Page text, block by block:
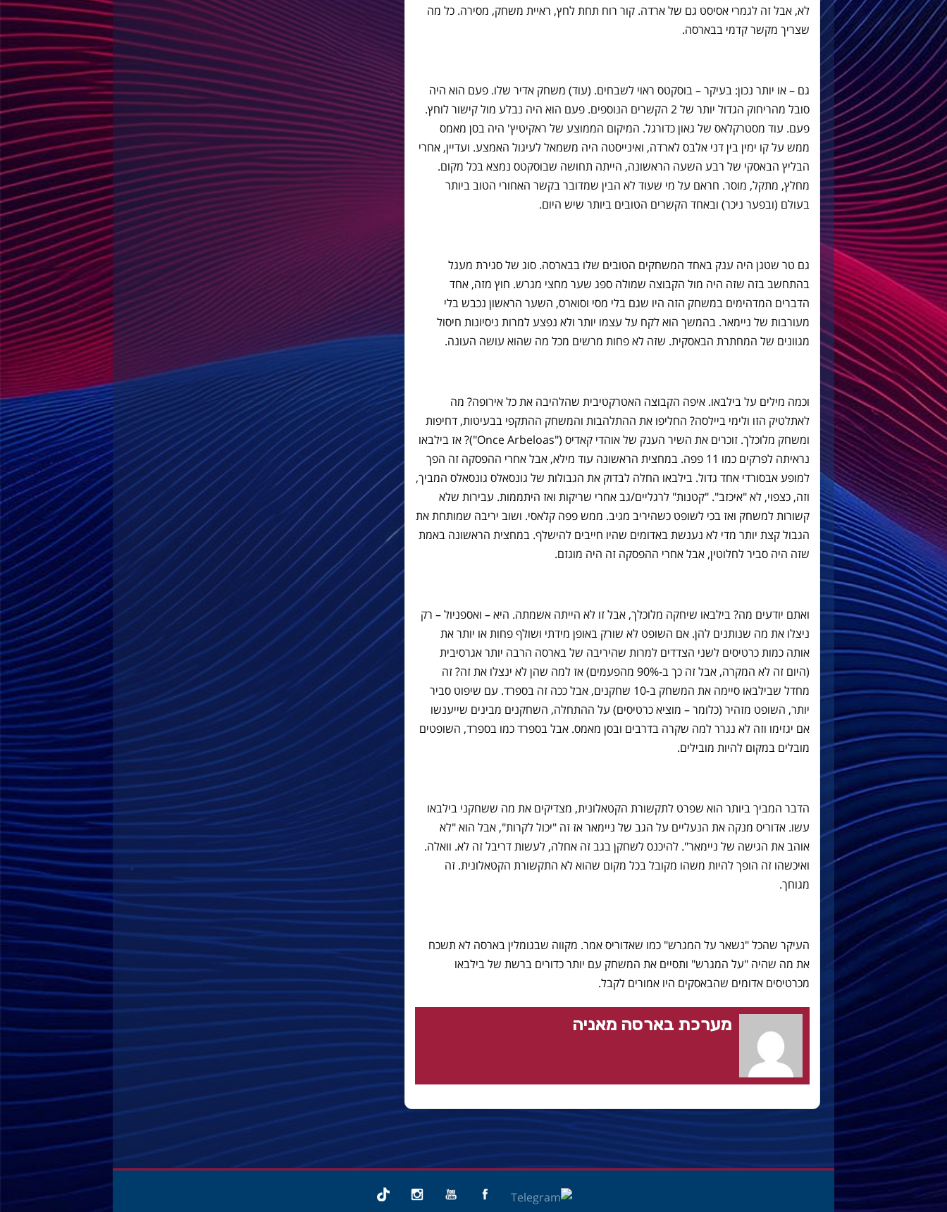
לא, אבל זה לגמרי אסיסט גם של ארדה. קור רוח תחת לחץ, ראיית משחק, מסירה. כל מה
שצריך מקשר קדמי בבארסה.
גם – או יותר נכון: בעיקר – בוסקטס ראוי לשבחים. (עוד) משחק אדיר שלו. פעם הוא היה
סובל מהריחוק הגדול יותר של 2 הקשרים הנוספים. פעם הוא היה נבלע מול קישור לוחץ.
פעם. עוד מסטרקלאס של גאון כדורגל. המיקום הממוצע של ראקיטיץ' היה בסן מאמס
ממש על קו ימין בין דני אלבס לארדה, ואינייסטה היה משמאל לעיגול האמצע. ועדיין, אחרי
הבליץ הבאסקי של רבע השעה הראשונה, הייתה תחושה שבוסקטס נמצא בכל מקום.
מחלץ, מתקל, מוסר. חראם על מי שעוד לא הבין שמדובר בקשר האחורי הטוב ביותר
בעולם (ובפער ניכר) ובאחד הקשרים הטובים ביותר שיש היום.
גם טר שטגן היה ענק באחד המשחקים הטובים שלו בבארסה. סוג של סגירת מעגל
בהתחשב בזה שזה היה מול הקבוצה שמולה ספג שער מחצי מגרש. חוץ מזה, אחד
הדברים המדהימים במשחק הזה היו שגם בלי מסי וסוארס, השער הראשון נכבש בלי
מעורבות של ניימאר. בהמשך הוא לקח על עצמו יותר ולא נפצע למרות ניסיונות חיסול
מגוונים של המחתרת הבאסקית. שזה לא פחות מרשים מכל מה שהוא עושה העונה.
וכמה מילים על בילבאו. איפה הקבוצה האטרקטיבית שהלהיבה את כל אירופה? מה
לאתלטיק הזו ולימי ביילסה? החליפו את ההתלהבות והמשחק ההתקפי בבעיטות, דחיפות
ומשחק מלוכלך. זוכרים את השיר הענק של אוהדי קאדיס ("Once Arbeloas")? אז בילבאו
נראיתה לפרקים כמו 11 פפה. במחצית הראשונה עוד מילא, אבל אחרי ההפסקה זה הפך
למופע אבסורדי אחד גדול. בילבאו החלה לבדוק את הגבולות של גונסאלס גונסאלס המביך,
וזה, כצפוי, לא "איכזב". "קטנות" לרגליים/גב אחרי שריקות ואז היתממות. עבירות שלא
קשורות למשחק ואז בכי לשופט כשהיריב מגיב. ממש פפה קלאסי. ושוב יריבה שמותחת את
הגבול קצת יותר מדי לא נענשת באדומים שהיו חייבים להישלף. במחצית הראשונה באמת
שזה היה סביר לחלוטין, אבל אחרי ההפסקה זה היה מוגזם.
ואתם יודעים מה? בילבאו שיחקה מלוכלך, אבל זו לא הייתה אשמתה. היא – ואספניול – רק
ניצלו את מה שנותנים להן. אם השופט לא שורק באופן מידתי ושולף פחות או יותר את
אותה כמות כרטיסים לשני הצדדים למרות שהיריבה של בארסה הרבה יותר אגרסיבית
(היום זה לא המקרה, אבל זה כך ב-90% מהפעמים) אז למה שהן לא ינצלו את זה? זה
מחדל שבילבאו סיימה את המשחק ב-10 שחקנים, אבל ככה זה בספרד. עם שיפוט סביר
יותר, השופט מזהיר (כלומר – מוציא כרטיסים) על ההתחלה, השחקנים מבינים שייענשו
אם יגזימו וזה לא נגרר למה שקרה בדרבים ובסן מאמס. אבל בספרד כמו בספרד, השופטים
מובלים במקום להיות מובילים.
הדבר המביך ביותר הוא שפרט לתקשורת הקטאלונית, מצדיקים את מה ששחקני בילבאו
עשו. אדוריס מנקה את הנעליים על הגב של ניימאר אז זה "יכול לקרות", אבל הוא "לא
אוהב את הגישה של ניימאר". להיכנס לשחקן בגב זה אחלה, לעשות דריבל זה לא. וואלה.
ואיכשהו זה הופך להיות משהו מקובל בכל מקום שהוא לא התקשורת הקטאלונית. זה
מגוחך.
העיקר שהכל "נשאר על המגרש" כמו שאדוריס אמר. מקווה שבגומלין בארסה לא תשכח
את מה שהיה "על המגרש" ותסיים את המשחק עם יותר כדורים ברשת של בילבאו
מכרטיסים אדומים שהבאסקים היו אמורים לקבל.
מערכת בארסה מאניה